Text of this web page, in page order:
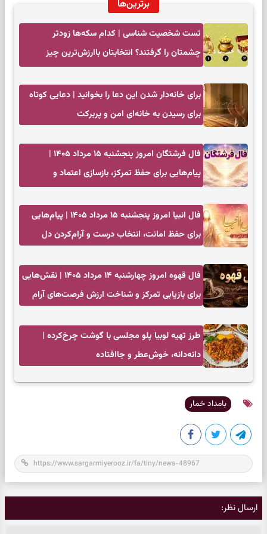
برترین‌ها
تست شخصیت شناسی | کدام سکه‌ها زودتر
چشمتان را گرفتند؟ انتخابتان باارزش‌ترین چیز
برای خانه‌دار شدن این دعا را بخوانید | دعایی کوتاه
برای رسیدن به خانه‌ای امن و پربرکت
فال فرشتگان امروز پنجشنبه ۱۵ مرداد ۱۴۰۵ |
پیام‌هایی برای حفظ تمرکز، بازسازی اعتماد و
فال انبیا امروز پنجشنبه ۱۵ مرداد ۱۴۰۵ | پیام‌هایی
برای حفظ امانت، انتخاب درست و آرام‌کردن دل
فال قهوه امروز چهارشنبه ۱۴ مرداد ۱۴۰۵ | نقش‌هایی
برای بازیابی تمرکز و شناخت ارزش فرصت‌های آرام
طرز تهیه لوبیا پلو مجلسی با گوشت چرخ‌کرده |
دانه‌دانه، خوش‌عطر و جاافتاده
بامداد خمار
ارسال نظر: